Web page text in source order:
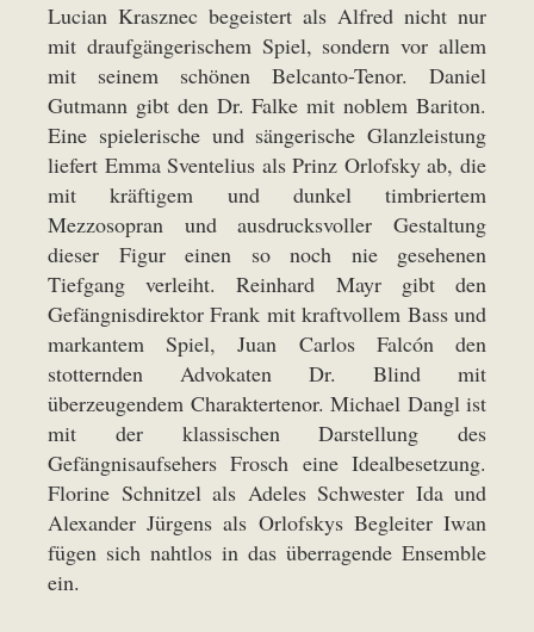
Lucian Krasznec begeistert als Alfred nicht nur
mit draufgängerischem Spiel, sondern vor allem
mit seinem schönen Belcanto-Tenor. Daniel
Gutmann gibt den Dr. Falke mit noblem Bariton.
Eine spielerische und sängerische Glanzleistung
liefert Emma Sventelius als Prinz Orlofsky ab, die
mit kräftigem und dunkel timbriertem
Mezzosopran und ausdrucksvoller Gestaltung
dieser Figur einen so noch nie gesehenen
Tiefgang verleiht. Reinhard Mayr gibt den
Gefängnisdirektor Frank mit kraftvollem Bass und
markantem Spiel, Juan Carlos Falcón den
stotternden Advokaten Dr. Blind mit
überzeugendem Charaktertenor. Michael Dangl ist
mit der klassischen Darstellung des
Gefängnisaufsehers Frosch eine Idealbesetzung.
Florine Schnitzel als Adeles Schwester Ida und
Alexander Jürgens als Orlofskys Begleiter Iwan
fügen sich nahtlos in das überragende Ensemble
ein.